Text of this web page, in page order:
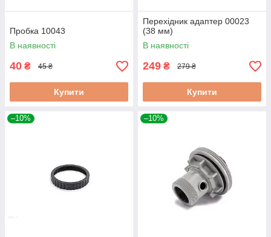
Пробка 10043
В наявності
40 ₴ 45 ₴
Купити
Перехідник адаптер 00023
(38 мм)
В наявності
249 ₴ 279 ₴
Купити
–10% –10%